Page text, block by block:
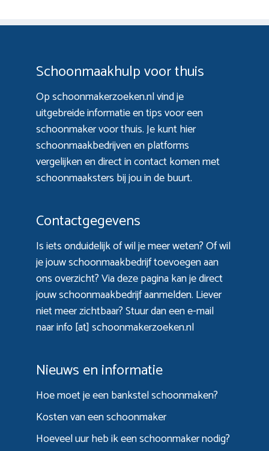
Schoonmaakhulp voor thuis
Op schoonmakerzoeken.nl vind je
uitgebreide informatie en tips voor een
schoonmaker voor thuis. Je kunt hier
schoonmaakbedrijven en platforms
vergelijken en direct in contact komen met
schoonmaaksters bij jou in de buurt.
Contactgegevens
Is iets onduidelijk of wil je meer weten? Of wil
je jouw schoonmaakbedrijf toevoegen aan
ons overzicht? Viadeze paginakan je direct
jouw schoonmaakbedrijf aanmelden. Liever
niet meer zichtbaar? Stuur dan een e-mail
naar info [at] schoonmakerzoeken.nl
Nieuws en informatie
Hoe moet je een bankstel schoonmaken?
Kosten van een schoonmaker
Hoeveel uur heb ik een schoonmaker nodig?